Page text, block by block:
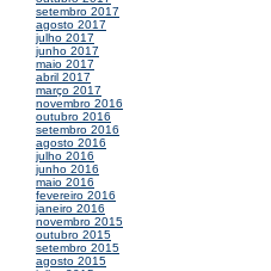
setembro 2017
agosto 2017
julho 2017
junho 2017
maio 2017
abril 2017
março 2017
novembro 2016
outubro 2016
setembro 2016
agosto 2016
julho 2016
junho 2016
maio 2016
fevereiro 2016
janeiro 2016
novembro 2015
outubro 2015
setembro 2015
agosto 2015